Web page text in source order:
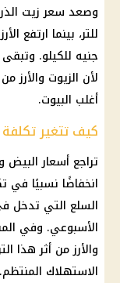
جنيه للكيلو.
لأن الزيوت
أغلب البيوت.
كيف تتغير تكلفة
تراجعأسعار البيض
انخفاضًا نسبيًا في
السلع التي تدخل
الأسبوعي. وفي
والأرز من أثر هذا
الاستهلاك المنتظم.